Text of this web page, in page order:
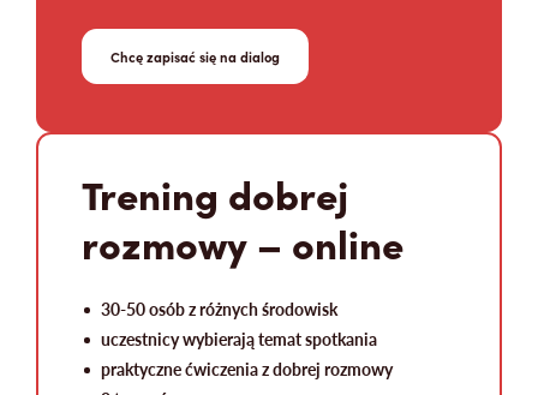
Chcę zapisać się na dialog
Trening dobrej
rozmowy – online
30-50 osób z różnych środowisk
uczestnicy wybierają temat spotkania
praktyczne ćwiczenia z dobrej rozmowy